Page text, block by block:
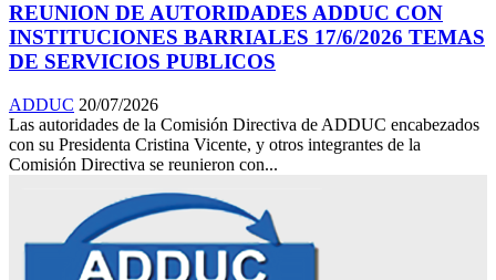
REUNION DE AUTORIDADES ADDUC CON
INSTITUCIONES BARRIALES 17/6/2026 TEMAS
DE SERVICIOS PUBLICOS
ADDUC 20/07/2026
Las autoridades de la Comisión Directiva de ADDUC encabezados
con su Presidenta Cristina Vicente, y otros integrantes de la
Comisión Directiva se reunieron con...